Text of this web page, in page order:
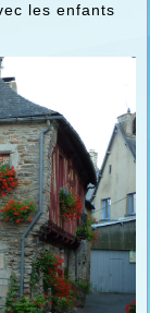
les enfants